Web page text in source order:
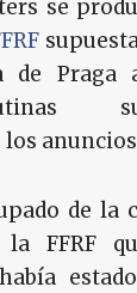
se
de Praga
de la
FFRF